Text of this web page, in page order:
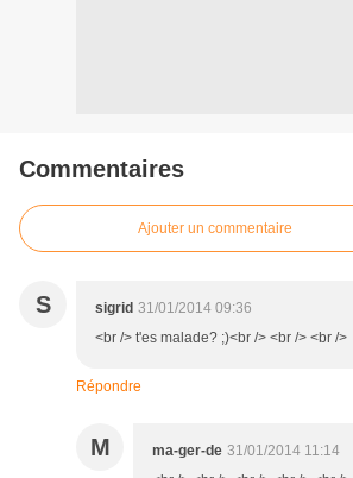
Commentaires
Ajouter un commentaire
S sigrid 31/01/2014 09:36
<br /> t'es malade? ;)<br /> <br /> <br />
Répondre
M ma-ger-de 31/01/2014 11:14